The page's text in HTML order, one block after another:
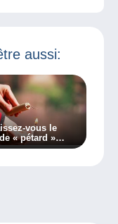
aussi:
vous le
« pétard »
?